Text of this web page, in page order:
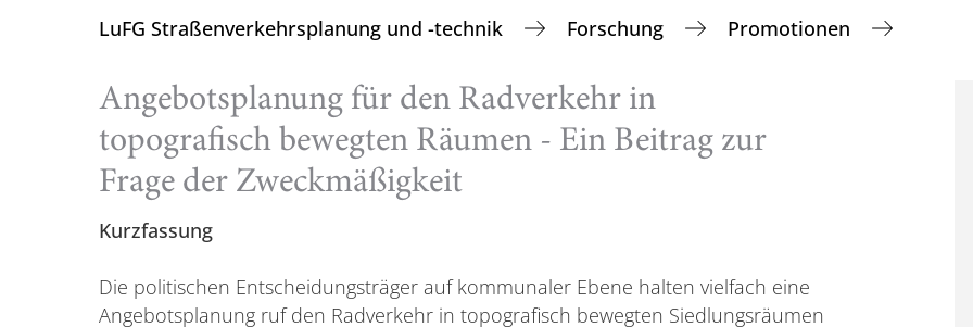
LuFG Straßenverkehrsplanung und -technik Forschung Promotionen
Angebotsplanung für den Radverkehr in
topografisch bewegten Räumen - Ein Beitrag zur
Frage der Zweckmäßigkeit
Kurzfassung
Die politischen Entscheidungsträger auf kommunaler Ebene halten vielfach eine
Angebotsplanung ruf den Radverkehr in topografisch bewegten Siedlungsräumen